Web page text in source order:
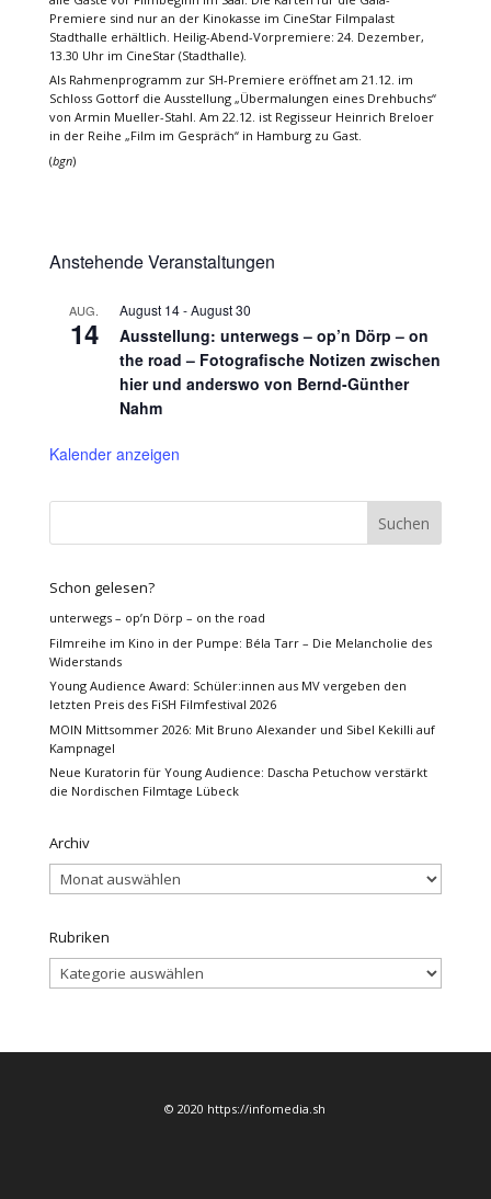
Premiere sind nur an der Kinokasse im CineStar Filmpalast
Stadthalle erhältlich. Heilig-Abend-Vorpremiere: 24. Dezember,
13.30 Uhr im CineStar (Stadthalle).
Als Rahmenprogramm zur SH-Premiere eröffnet am 21.12. im
Schloss Gottorf die Ausstellung „Übermalungen eines Drehbuchs“
von Armin Mueller-Stahl. Am 22.12. ist Regisseur Heinrich Breloer
in der Reihe „Film im Gespräch“ in Hamburg zu Gast.
(bgn)
Anstehende Veranstaltungen
AUG.
14
August 14-August 30
Ausstellung: unterwegs – op’n Dörp – on
the road – Fotografische Notizen zwischen
hier und anderswo von Bernd-Günther
Nahm
Kalender anzeigen
Schon gelesen?
unterwegs – op’n Dörp – on the road
Filmreihe im Kino in der Pumpe: Béla Tarr – Die Melancholie des
Widerstands
Young Audience Award: Schüler:innen aus MV vergeben den
letzten Preis des FiSH Filmfestival 2026
MOIN Mittsommer 2026: Mit Bruno Alexander und Sibel Kekilli auf
Kampnagel
Neue Kuratorin für Young Audience: Dascha Petuchow verstärkt
die Nordischen Filmtage Lübeck
Archiv
Archiv
Rubriken
Rubriken
© 2020 https://infomedia.sh